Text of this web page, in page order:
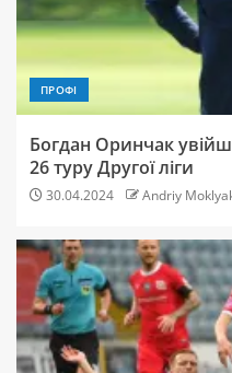
ПРОФІ
Богдан Оринчак
26 туру Другої ліги
30.04.2024 Andriy